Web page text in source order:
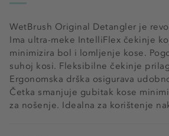
WetBrush Original Detangler je
Ima ultra-meke IntelliFlex čekinje
minimizira bol i lomljenje kose.
suhoj kosi. Fleksibilne čekinje
Ergonomska drška osigurava
Četka smanjuje gubitak kose
za nošenje. Idealna za korištenje